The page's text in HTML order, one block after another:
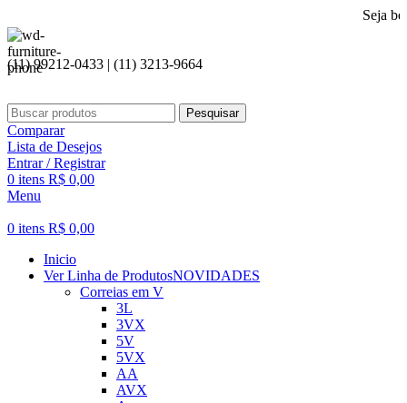
Seja bem vindo
(11) 99212-0433 | (11) 3213-9664
Pesquisar
Comparar
Lista de Desejos
Entrar / Registrar
0 itens R$ 0,00
Menu
0 itens R$ 0,00
Inicio
Ver Linha de ProdutosNOVIDADES
Correias em V
3L
3VX
5V
5VX
AA
AVX